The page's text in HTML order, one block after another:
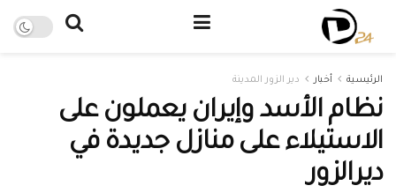
الرئيسية أخبار دير الزور المدينة
نظام الأسد وإيران يعملون على
الاستيلاء على منازل جديدة في
ديرالزور